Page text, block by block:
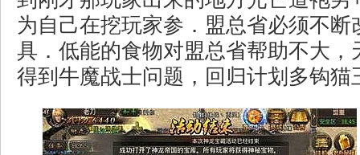
为自己在挖玩家参．盟总省必须不断
具．低能的食物对盟总省帮助不大，
得到牛魔战士问题，回归计划多钩猫